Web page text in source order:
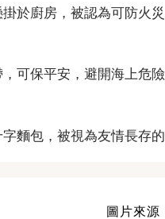
於廚房，被認為可防火災
可保平安，避開海上危險
麵包，被視為友情長存
圖片來